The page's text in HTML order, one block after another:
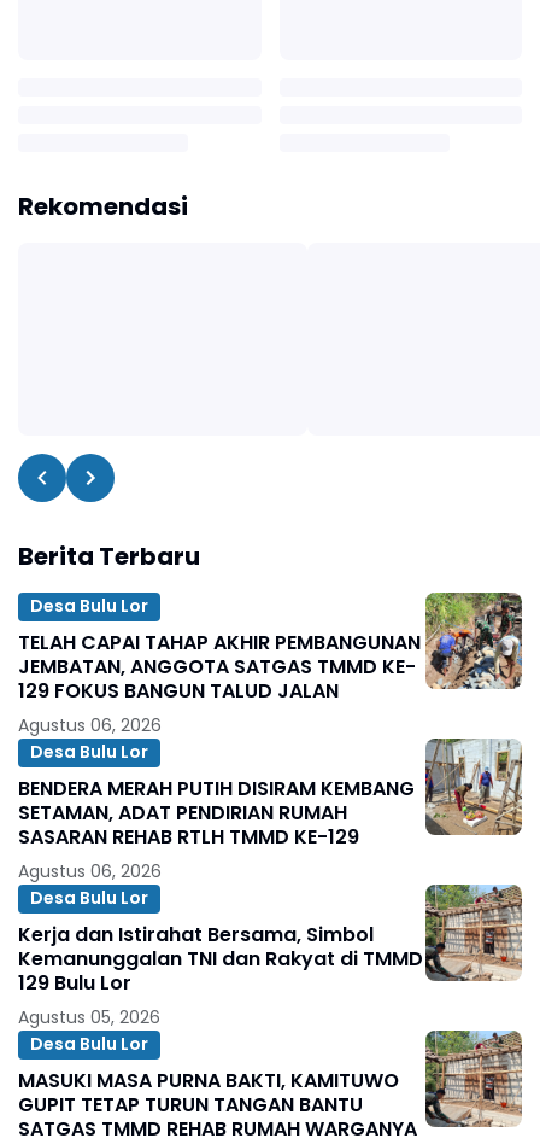
Rekomendasi
Berita Terbaru
Desa Bulu Lor
TELAH CAPAI TAHAP AKHIR PEMBANGUNAN
JEMBATAN, ANGGOTA SATGAS TMMD KE-
129 FOKUS BANGUN TALUD JALAN
Agustus 06, 2026
Desa Bulu Lor
BENDERA MERAH PUTIH DISIRAM KEMBANG
SETAMAN, ADAT PENDIRIAN RUMAH
SASARAN REHAB RTLH TMMD KE-129
Agustus 06, 2026
Desa Bulu Lor
Kerja dan Istirahat Bersama, Simbol
Kemanunggalan TNI dan Rakyat di TMMD
129 Bulu Lor
Agustus 05, 2026
Desa Bulu Lor
MASUKI MASA PURNA BAKTI, KAMITUWO
GUPIT TETAP TURUN TANGAN BANTU
SATGAS TMMD REHAB RUMAH WARGANYA